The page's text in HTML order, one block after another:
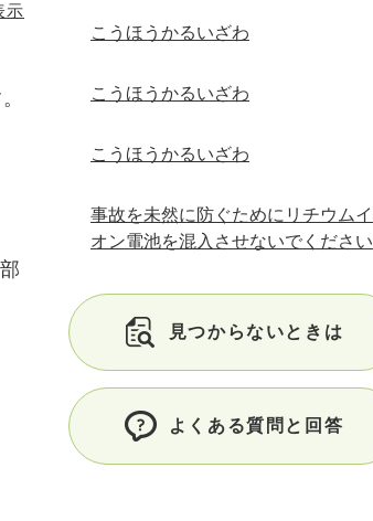
示
こうほうかるいざわ
こうほうかるいざわ
こうほうかるいざわ
事故を未然に防ぐためにリチウムイ
オン電池を混入させないでください
見つからないときは
よくある質問と回答